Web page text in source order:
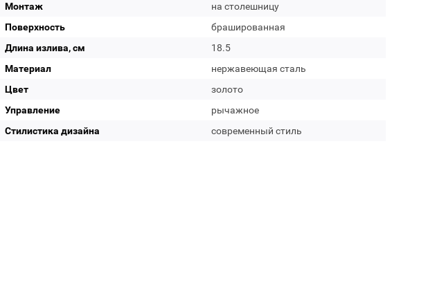
Монтаж
на столешницу
Поверхность
брашированная
Длина излива, см
18.5
Материал
нержавеющая сталь
Цвет
золото
Управление
рычажное
Стилистика дизайна
современный стиль